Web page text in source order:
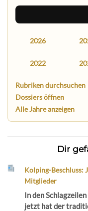
2026
2022
Rubriken durchsuchen
Dossiers öffnen
Alle Jahre anzeigen
Dir
Kolping-Beschluss:
Mitglieder
In den
jetzt hat der